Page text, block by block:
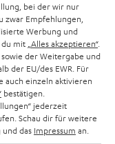
bei der wir nur
Empfehlungen,
Werbung und
du mit „Alles akzeptieren“.
der Weitergabe und
der EU/des EWR. Für
auch einzeln aktivieren
bestätigen.
jederzeit
Schau dir für weitere
und das Impressum an.